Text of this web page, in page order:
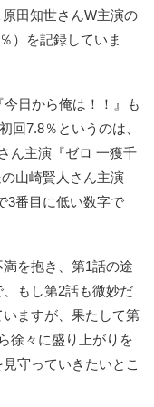
田知世さんW主演の
）を記録していま
日から俺は！！』も
回7.8％というのは、
ん主演『ゼロ 一獲千
山崎賢人さん主演
3番目に低い数字で
満を抱き、第1話の途
もし第2話も微妙だ
ますが、果たして第
徐々に盛り上がりを
守っていきたいとこ